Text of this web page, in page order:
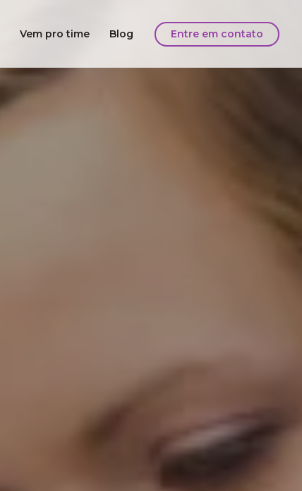
Vem pro time Blog Entre em contato